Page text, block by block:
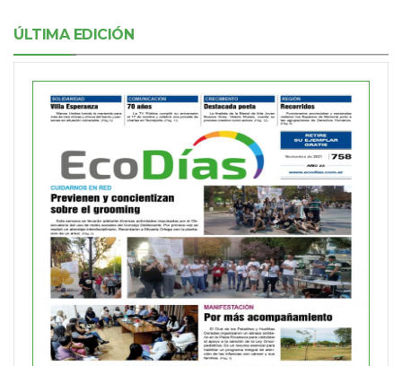
ÚLTIMA EDICIÓN